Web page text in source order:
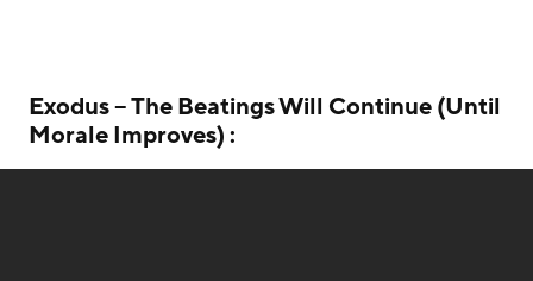
Exodus – The Beatings Will Continue (Until
Morale Improves) :